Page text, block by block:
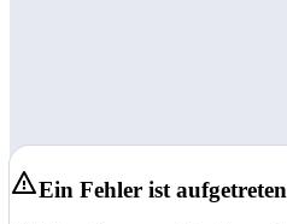
Ein Fehler ist